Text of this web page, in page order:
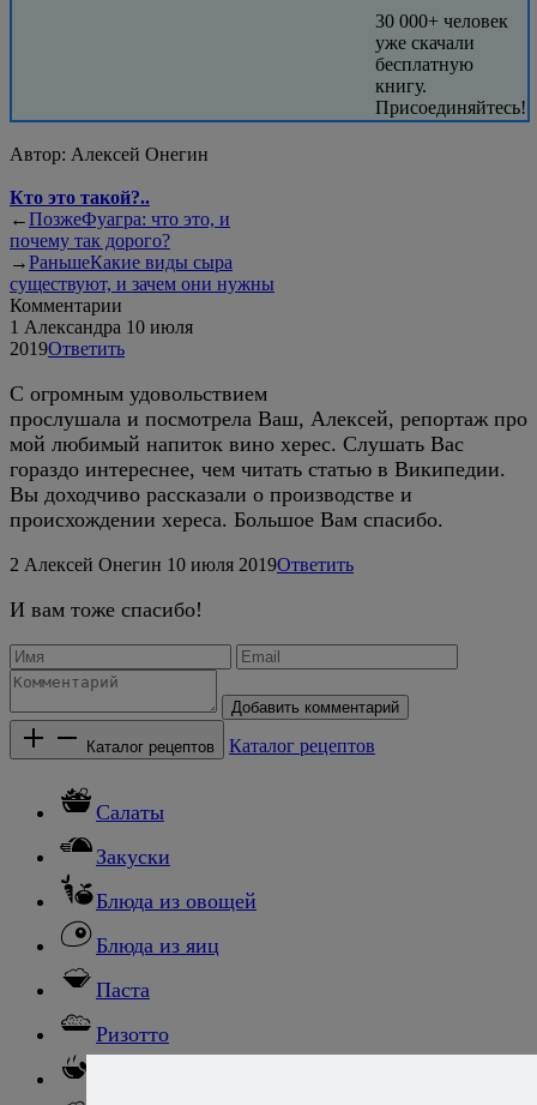
30 000+ человек
уже скачали
бесплатную
книгу.
Присоединяйтесь!
Автор: Алексей Онегин
Кто это такой?..
←ПозжеФуагра: что это, и
почему так дорого?
→РаньшеКакие виды сыра
существуют, и зачем они нужны
Комментарии
1 Александра 10 июля
2019Ответить
С огромным удовольствием
прослушала и посмотрела Ваш, Алексей, репортаж про
мой любимый напиток вино херес. Слушать Вас
гораздо интереснее, чем читать статью в Википедии.
Вы доходчиво рассказали о производстве и
происхождении хереса. Большое Вам спасибо.
2 Алексей Онегин 10 июля 2019Ответить
И вам тоже спасибо!
Добавить комментарий
Каталог рецептов Каталог рецептов
Салаты
Закуски
Блюда из овощей
Блюда из яиц
Паста
Ризотто